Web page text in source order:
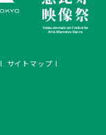
サイトマップ